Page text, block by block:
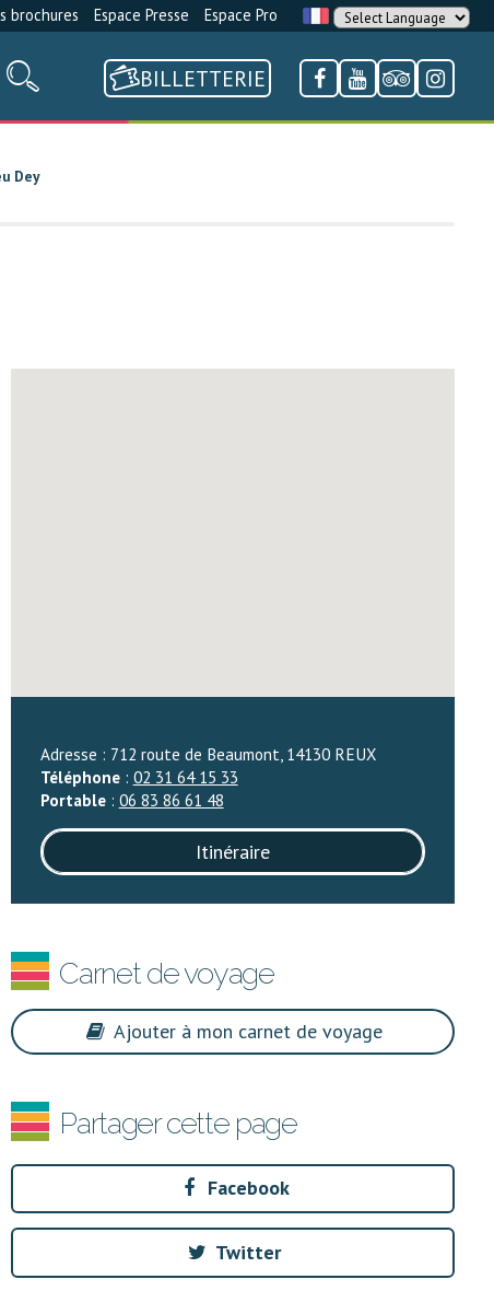
brochures Espace Presse Espace Pro
BILLETTERIE
Dey
Adresse : 712 route de Beaumont, 14130 REUX
Téléphone: 02 31 64 15 33
Portable: 06 83 86 61 48
Itinéraire
Carnet de voyage
Ajouter à mon carnet de voyage
Partager cette page
Facebook
Twitter